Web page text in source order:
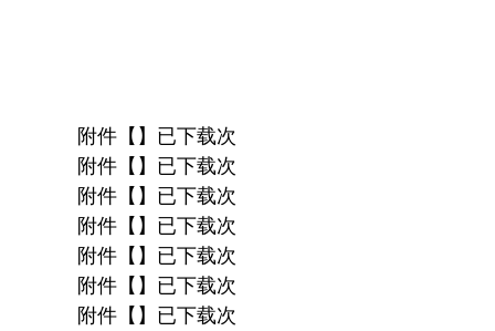
附件【】已下载次
附件【】已下载次
附件【】已下载次
附件【】已下载次
附件【】已下载次
附件【】已下载次
附件【】已下载次